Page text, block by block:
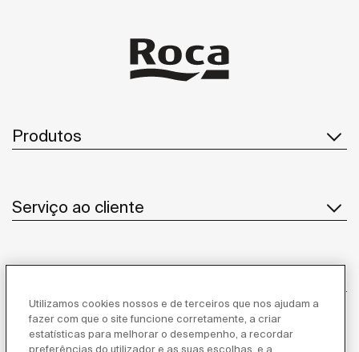
Produtos
Serviço ao cliente
Utilizamos cookies nossos e de terceiros que nos ajudam a
fazer com que o site funcione corretamente, a criar
estatísticas para melhorar o desempenho, a recordar
preferências do utilizador e as suas escolhas, e a